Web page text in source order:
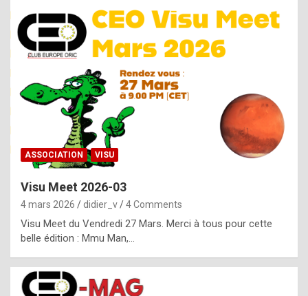
i
n
e
R
o
p
l
c
ASSOCIATION VISU
Visu Meet 2026-03
4 mars 2026 didier_v 4 Comments
Visu Meet du Vendredi 27 Mars. Merci à tous pour cette
belle édition : Mmu Man,…